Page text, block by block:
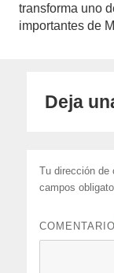
transforma uno
importantes de
Deja
Tu dirección de
campos